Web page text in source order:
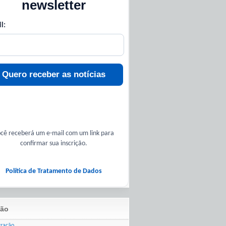
newsletter
Quero receber as notícias
receberá um e-mail com um link para
confirmar sua inscrição.
Política de Tratamento de Dados